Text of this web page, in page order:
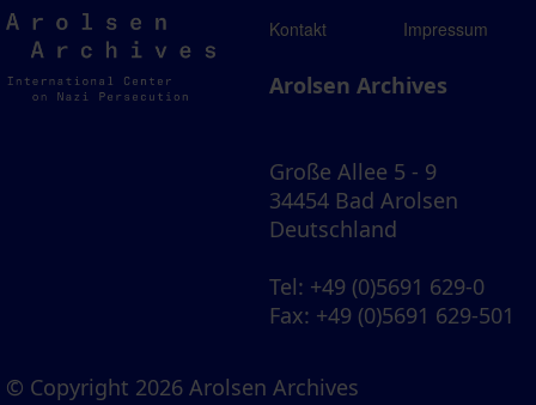
Arolsen
Archives
Kontakt Impressum
Arolsen Archives
Große Allee 5 - 9
34454 Bad Arolsen
Deutschland
Tel: +49 (0)5691 629-0
Fax: +49 (0)5691 629-501
© Copyright 2026 Arolsen Archives